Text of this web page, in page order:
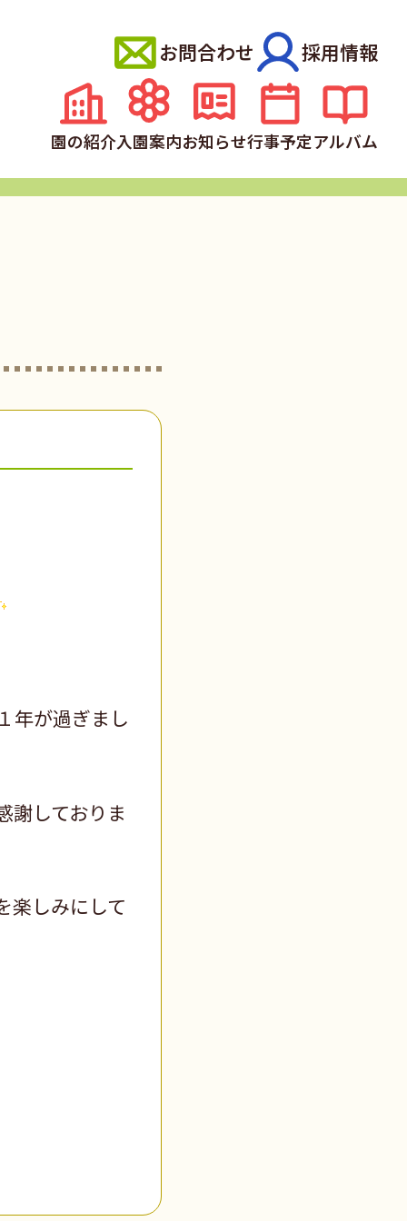
園の紹介入園案内お知らせ行事予定アルバム
お問合わせ 採用情報
年が過ぎまし
謝しておりま
楽しみにして